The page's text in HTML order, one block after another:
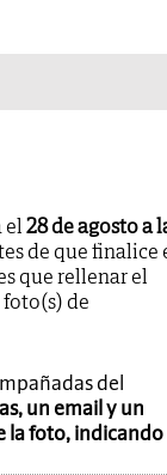
el28 de agosto a
de que finalice
que rellenar el
de
del
un email y un
la foto, indicando